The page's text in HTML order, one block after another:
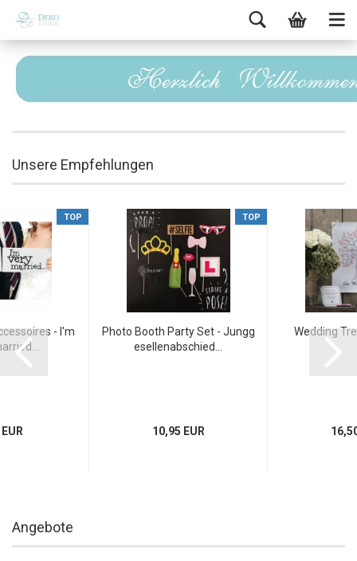
Unsere Empfehlungen
TOP
- I'm
TOP
Photo Booth Party Set - Jungg
esellenabschied...
10,95 EUR
Wedding
Angebote